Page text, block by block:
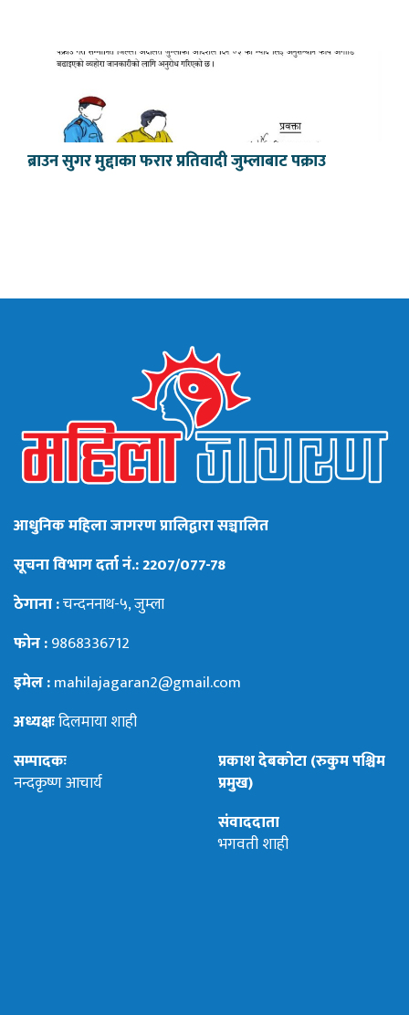
ब्राउन सुगर मुद्दाका फरार प्रतिवादी जुम्लाबाट पक्राउ
आधुनिक महिला जागरण प्रालिद्वारा सञ्चालित
सूचना विभाग दर्ता नं.: 2207/077-78
ठेगाना :चन्दननाथ-५, जुम्ला
फोन :9868336712
इमेल :mahilajagaran2@gmail.com
अध्यक्षःदिलमाया शाही
सम्पादकः
नन्दकृष्ण आचार्य
प्रकाश देबकोटा (रुकुम पश्चिम
प्रमुख)
संवाददाता
भगवती शाही